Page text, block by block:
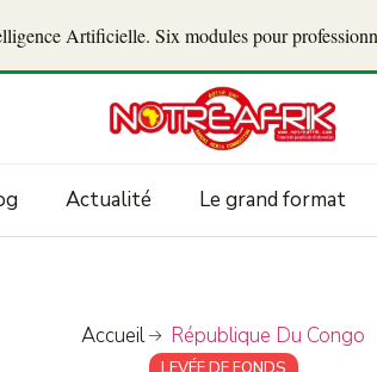
Artificielle. Six modules pour
Actualité Le grand format
Accueil République Du Congo